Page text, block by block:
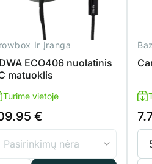
Ir Įranga
ECO406 nuolatinis
matuoklis
Turime vietoje
€